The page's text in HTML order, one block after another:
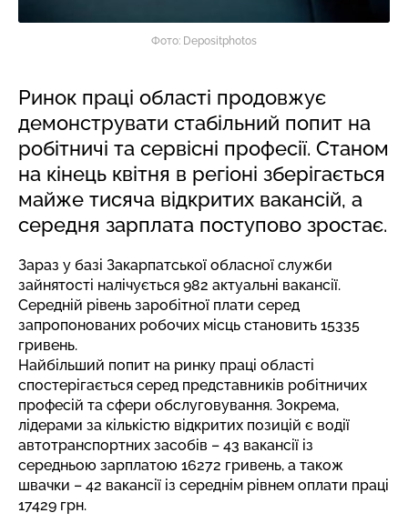
Фото: Depositphotos
Ринок праці області продовжує
демонструвати стабільний попит на
робітничі та сервісні професії. Станом
на кінець квітня в регіоні зберігається
майже тисяча відкритих вакансій, а
середня зарплата поступово зростає.
Зараз у базі Закарпатської обласної служби
зайнятості налічується 982 актуальні вакансії.
Середній рівень заробітної плати серед
запропонованих робочих місць становить 15335
гривень.
Найбільший попит на ринку праці області
спостерігається серед представників робітничих
професій та сфери обслуговування. Зокрема,
лідерами за кількістю відкритих позицій є водії
автотранспортних засобів – 43 вакансії із
середньою зарплатою 16272 гривень, а також
швачки – 42 вакансії із середнім рівнем оплати праці
17429 грн.